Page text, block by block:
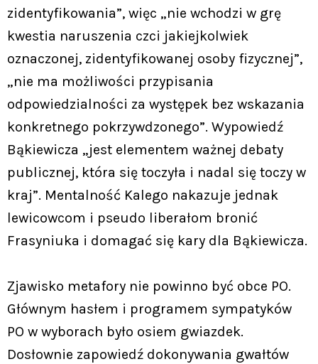
zidentyfikowania”, więc „nie wchodzi w grę
kwestia naruszenia czci jakiejkolwiek
oznaczonej, zidentyfikowanej osoby fizycznej”,
„nie ma możliwości przypisania
odpowiedzialności za występek bez wskazania
konkretnego pokrzywdzonego”. Wypowiedź
Bąkiewicza „jest elementem ważnej debaty
publicznej, która się toczyła i nadal się toczy w
kraj”. Mentalność Kalego nakazuje jednak
lewicowcom i pseudo liberałom bronić
Frasyniuka i domagać się kary dla Bąkiewicza.
Zjawisko metafory nie powinno być obce PO.
Głównym hasłem i programem sympatyków
PO w wyborach było osiem gwiazdek.
Dosłownie zapowiedź dokonywania gwałtów